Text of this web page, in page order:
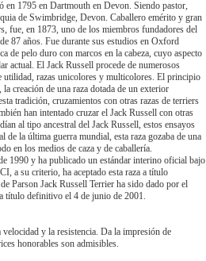
en 1795 en Dartmouth en Devon. Siendo pastor,
de Swimbridge, Devon. Caballero emérito y gran
fue, en 1873, uno de los miembros fundadores del
87 años. Fue durante sus estudios en Oxford
de pelo duro con marcos en la cabeza, cuyo aspecto
actual. El Jack Russell procede de numerosos
utilidad, razas unicolores y multicolores. El principio
creación de una raza dotada de un exterior
tradición, cruzamientos con otras razas de terriers
han intentado cruzar el Jack Russell con otras
al tipo ancestral del Jack Russell, estos ensayos
de la última guerra mundial, esta raza gozaba de una
en los medios de caza y de caballería.
1990 y ha publicado un estándar interino oficial bajo
a su criterio, ha aceptado esta raza a título
Parson Jack Russell Terrier ha sido dado por el
título definitivo el 4 de junio de 2001.
y la resistencia. Da la impresión de
honorables son admisibles.